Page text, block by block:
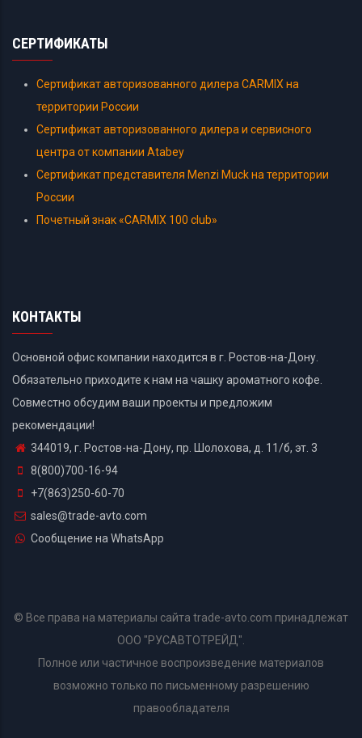
СЕРТИФИКАТЫ
Сертификат авторизованного дилера CARMIX на
территории России
Сертификат авторизованного дилера и сервисного
центра от компании Atabey
Сертификат представителя Menzi Muck на территории
России
Почетный знак «CARMIX 100 club»
КОНТАКТЫ
Основной офис компании находится в г. Ростов-на-Дону.
Обязательно приходите к нам на чашку ароматного кофе.
Совместно обсудим ваши проекты и предложим
рекомендации!
344019, г. Ростов-на-Дону, пр. Шолохова, д. 11/б, эт. 3
8(800)700-16-94
+7(863)250-60-70
sales@trade-avto.com
Сообщение на WhatsApp
© Все права на материалы сайта trade-avto.com принадлежат
ООО "РУСАВТОТРЕЙД".
Полное или частичное воспроизведение материалов
возможно только по письменному разрешению
правообладателя